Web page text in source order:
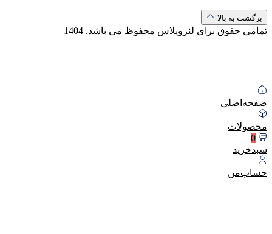
برگشت به بالا
تمامی حقوق برای لنزوپلاس محفوظ می باشد. 1404
صفحه‌اصلی
محصولات
0
سبد‌خرید
حساب‌من